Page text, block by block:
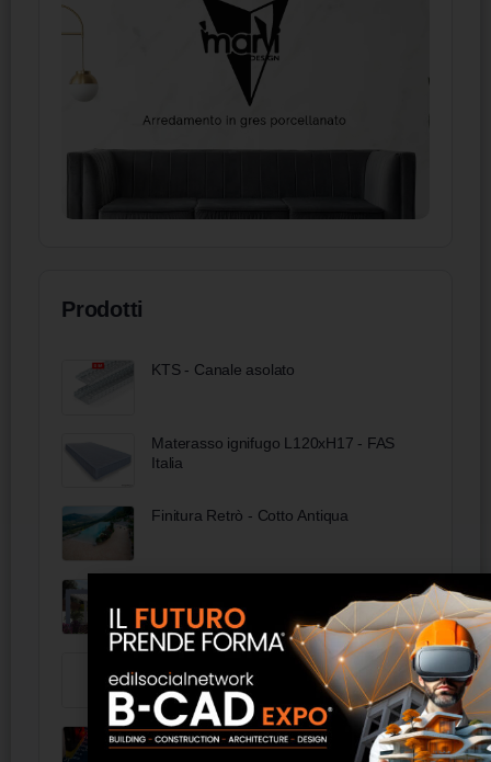
Prodotti
KTS - Canale asolato
Materasso ignifugo L120xH17 - FAS
Italia
Finitura Retrò - Cotto Antiqua
Sedia a sdraio per esterni - FAS Italia
Corso Arduino - Beta Formazione